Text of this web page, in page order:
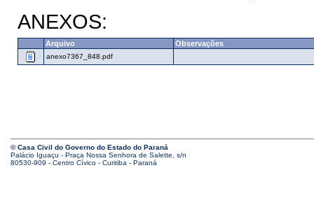
ANEXOS:
Arquivo Observações
anexo7367_848.pdf
© Casa Civil do Governo do Estado do Paraná
Palácio Iguaçu - Praça Nossa Senhora de Salette, s/n
80530-909 - Centro Cívico - Curitiba - Paraná